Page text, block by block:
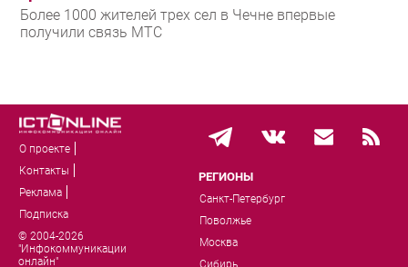
Более 1000 жителей трех сел в Чечне впервые
получили связь МТС
О проекте
Контакты
Реклама
Подписка
© 2004-2026
"Инфокоммуникации
онлайн"
РЕГИОНЫ
Санкт-Петербург
Поволжье
Москва
Сибирь